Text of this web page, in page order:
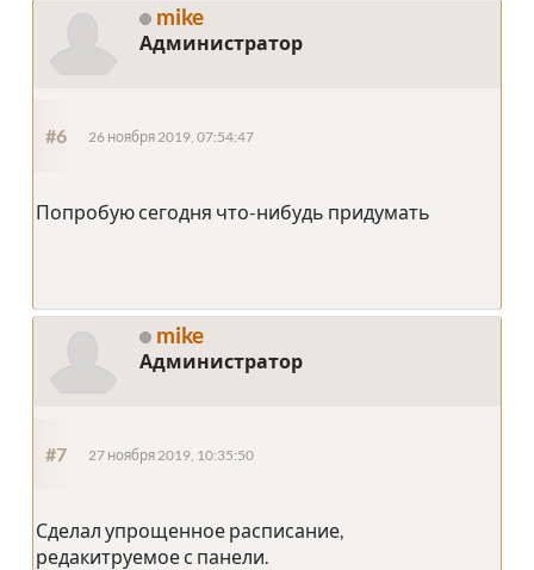
mike
Администратор
#6 26 ноября 2019, 07:54:47
Попробую сегодня что-нибудь придумать
mike
Администратор
#7 27 ноября 2019, 10:35:50
Сделал упрощенное расписание,
редакитруемое с панели.